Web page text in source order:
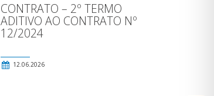
CONTRATO – 2º TERMO
ADITIVO AO CONTRATO Nº
12/2024
12.06.2026